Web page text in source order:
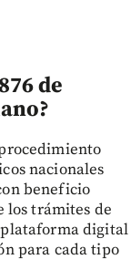
de
nacionales
beneficio
los trámites de
plataforma digital
para cada tipo